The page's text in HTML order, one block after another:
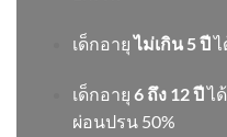
เด็กอายุไม่เกิน 5 ปีไ
เด็กอายุ 6 ถึง 12 ปีไ
ผ่อนปรน 50%